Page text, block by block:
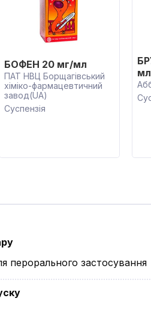
БОФЕН 20 мг/мл
ПАТ НВЦ Борщагівський
хіміко-фармацевтичний
завод(UA)
Суспензія
мл
перорального застосування